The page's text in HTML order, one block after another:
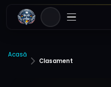
Acasă
Clasament